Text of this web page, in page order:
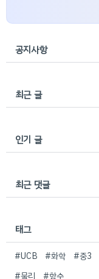
공지사항
최근 글
인기 글
최근 댓글
태그
#UCB #화학 #중3
#물리
#함수